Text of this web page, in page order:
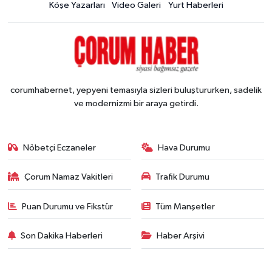
Köşe Yazarları
Video Galeri Yurt Haberleri
corumhabernet, yepyeni temasıyla sizleri buluştururken, sadelik
ve modernizmi bir araya getirdi.
Nöbetçi Eczaneler Hava Durumu
Çorum Namaz Vakitleri Trafik Durumu
Puan Durumu ve Fikstür Tüm Manşetler
Son Dakika Haberleri Haber Arşivi